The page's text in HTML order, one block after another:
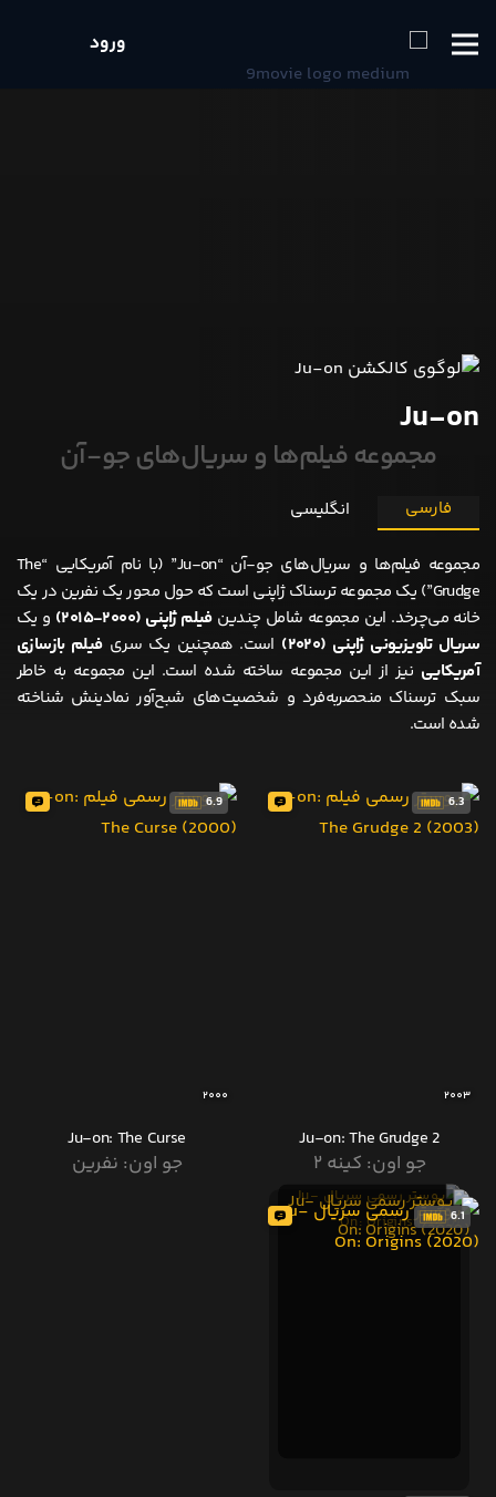
ورود
Ju-on
مجموعه فیلم‌ها و سریال‌های جو-آن
فارسی انگلیسی
مجموعه فیلم‌ها و سریال‌های جو-آن “Ju-on” (با نام آمریکایی “The
Grudge”) یک مجموعه ترسناک ژاپنی است که حول محور یک نفرین در یک
خانه می‌چرخد. این مجموعه شامل چندینفیلم ژاپنی (۲۰۰۰-۲۰۱۵)
و یک
سریال تلویزیونی ژاپنی (۲۰۲۰)
است. همچنین یک سریفیلم بازسازی
آمریکایی نیز از این مجموعه ساخته شده است. این مجموعه به خاطر
سبک ترسناک منحصربه‌فرد و شخصیت‌های شبح‌آور نمادینش شناخته
شده است.
6.3
2003
Ju-on: The Grudge 2
جو اون: کینه ۲
6.9
2000
Ju-on: The Curse
جو اون: نفرین
6.1